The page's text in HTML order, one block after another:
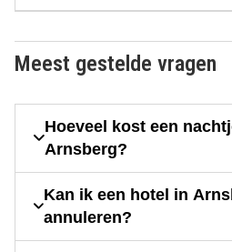
Meest gestelde vragen
Hoeveel kost een
Arnsberg?
Kan ik een hotel in
annuleren?